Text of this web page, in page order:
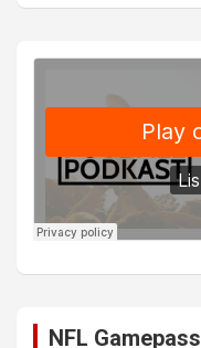
NFL Gamepass